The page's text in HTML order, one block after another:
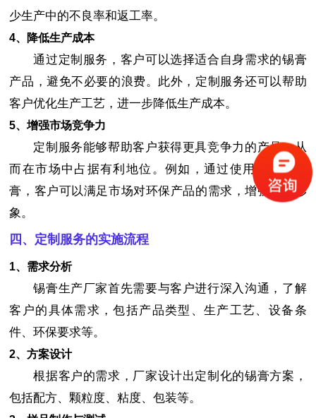
少生产中的不良率和返工率。
4、降低生产成本
通过定制服务，客户可以选择适合自身需求的锡膏
产品，避免不必要的浪费。此外，定制服务还可以帮助
客户优化生产工艺，进一步降低生产成本。
5、增强市场竞争力
定制服务能够帮助客户获得更具竞争力的产品，从
而在市场中占据有利地位。例如，通过使用环保型锡
膏，客户可以满足市场对环保产品的需求，增强品牌形
象。
四、定制服务的实施流程
1、需求分析
锡膏生产厂家首先需要与客户进行深入沟通，了解
客户的具体需求，包括产品类型、生产工艺、设备条
件、环保要求等。
2、方案设计
根据客户的需求，厂家设计出定制化的锡膏方案，
包括配方、颗粒度、粘度、包装等。